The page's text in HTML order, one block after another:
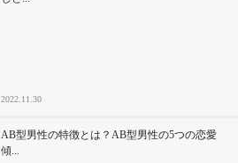
2022.11.30
AB型男性の特徴とは？AB型男性の5つの恋愛
傾...